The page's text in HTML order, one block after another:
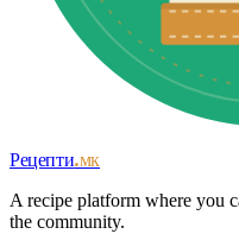
Рецепти.мк
A recipe platform where you
the community.